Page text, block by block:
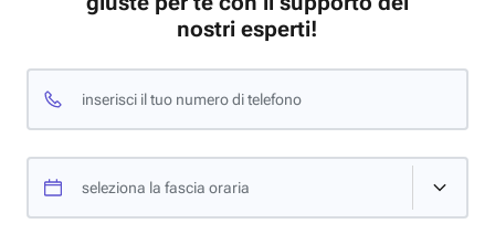
nostri esperti!
inserisci il tuo numero di telefono
seleziona la fascia oraria